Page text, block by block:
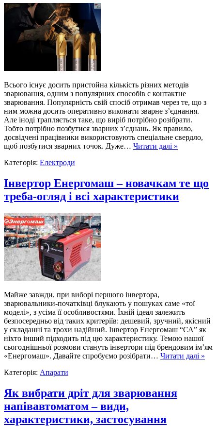
Всього існує досить пристойна кількість різних методів
зварювання, одним з популярних способів є контактне
зварювання. Популярність свій спосіб отримав через те, що з
ним можна досить оперативно виконати зварне з’єднання.
Але іноді трапляється таке, що виріб потрібно розібрати.
Тобто потрібно позбутися зварних з’єднань. Як правило,
досвідчені працівники використовують спеціальне свердло,
щоб позбутися зварних точок. Дуже… Читати далі »
Категорія: Електроди
Інвертор Енергомаш – новачкам те що
треба-огляд і всі характеристики
Майже завжди, при виборі першого інвертора,
зварювальники-початківці блукають у пошуках саме «тої
моделі», з усіма її особливостями. Їхній ідеал залежить
безпосередньо від таких критеріїв: дешевий, зручний, якісний
у складанні та трохи надійний. Інвертор Енергомаш “СА” як
ніхто інший підходить під цю характеристику. Темою нашої
сьогоднішньої розмови стануть інвертори під брендовим ім’ям
«Енергомаш». Давайте спробуємо розібрати… Читати далі »
Категорія: Апарати
Як вибрати дріт для зварювання
напівавтоматом – види,
характеристики, застосування